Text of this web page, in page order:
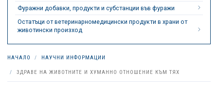
Фуражни добавки, продукти и субстанции във фуражи
Остатъци от ветеринарномедицински продукти в храни от
животински произход
НАЧАЛО НАУЧНИ ИНФОРМАЦИИ
ЗДРАВЕ НА ЖИВОТНИТЕ И ХУМАННО ОТНОШЕНИЕ КЪМ ТЯХ